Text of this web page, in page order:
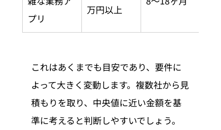
プリ
万円以上
これはあくまでも目安であり、要件に
よって大きく変動します。複数社から見
積もりを取り、中央値に近い金額を基
準に考えると判断しやすいでしょう。